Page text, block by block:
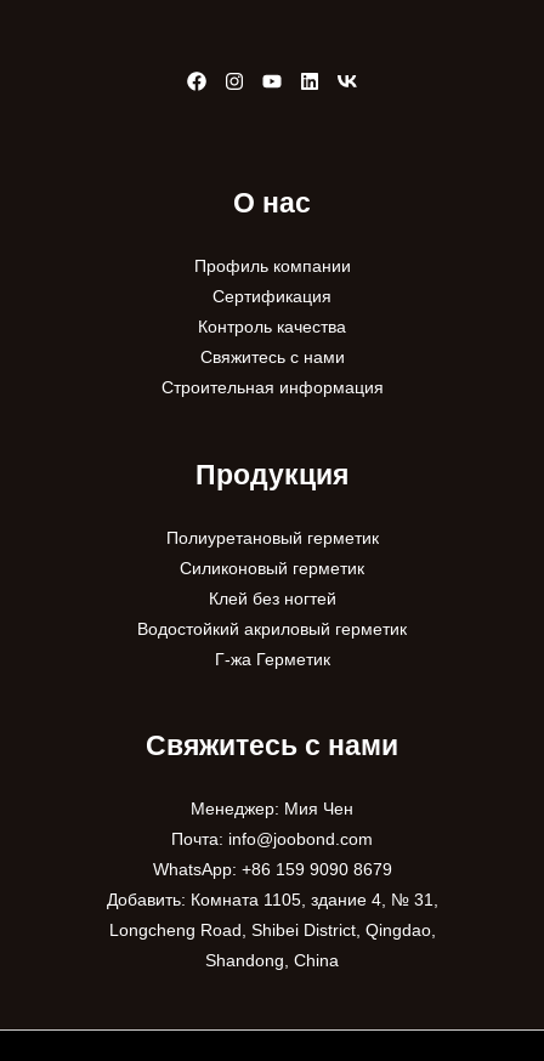
О нас
Профиль компании
Сертификация
Контроль качества
Свяжитесь с нами
Строительная информация
Продукция
Полиуретановый герметик
Силиконовый герметик
Клей без ногтей
Водостойкий акриловый герметик
Г-жа Герметик
Свяжитесь с нами
Менеджер: Мия Чен
Почта: info@joobond.com
WhatsApp: +86 159 9090 8679
Добавить: Комната 1105, здание 4, № 31,
Longcheng Road, Shibei District, Qingdao,
Shandong, China